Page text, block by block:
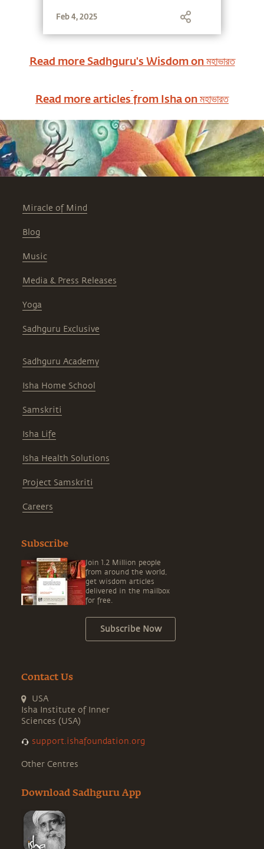
Feb 4, 2025
Read more Sadhguru's Wisdom onমহাভারত
Read more articles from Isha onমহাভারত
Miracle of Mind
Blog
Music
Media & Press Releases
Yoga
Sadhguru Exclusive
Sadhguru Academy
Isha Home School
Samskriti
Isha Life
Isha Health Solutions
Project Samskriti
Careers
Subscribe
Join 1.2 Million people
from around the world,
get wisdom articles
delivered in the mailbox
for free.
Subscribe Now
Contact Us
USA
Isha Institute of Inner
Sciences (USA)
support.ishafoundation.org
Other Centres
Download Sadhguru App